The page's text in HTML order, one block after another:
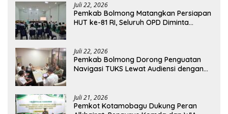
Juli 22, 2026
Pemkab Bolmong Matangkan Persiapan
HUT ke-81 RI, Seluruh OPD Diminta
Juli 22, 2026
Pemkab Bolmong Dorong Penguatan
Navigasi TUKS Lewat Audiensi dengan
Juli 21, 2026
Pemkot Kotamobagu Dukung Peran